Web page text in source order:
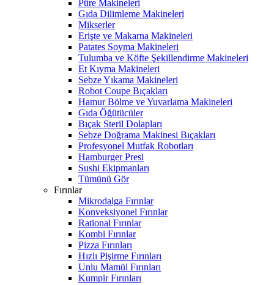
Püre Makineleri
Gıda Dilimleme Makineleri
Mikserler
Erişte ve Makarna Makineleri
Patates Soyma Makineleri
Tulumba ve Köfte Şekillendirme Makineleri
Et Kıyma Makineleri
Sebze Yıkama Makineleri
Robot Coupe Bıçakları
Hamur Bölme ve Yuvarlama Makineleri
Gıda Öğütücüler
Bıçak Steril Dolapları
Sebze Doğrama Makinesi Bıçakları
Profesyonel Mutfak Robotları
Hamburger Presi
Sushi Ekipmanları
Tümünü Gör
Fırınlar
Mikrodalga Fırınlar
Konveksiyonel Fırınlar
Rational Fırınlar
Kombi Fırınlar
Pizza Fırınları
Hızlı Pişirme Fırınları
Unlu Mamül Fırınları
Kumpir Fırınları